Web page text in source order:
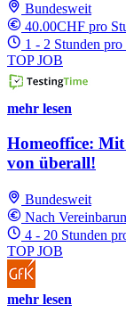
Bundesweit
40.00CHF pro
1 - 2 Stunden pro
TOP JOB
mehr lesen
Homeoffice:
von überall!
Bundesweit
Nach
4 - 20 Stunden
TOP JOB
mehr lesen